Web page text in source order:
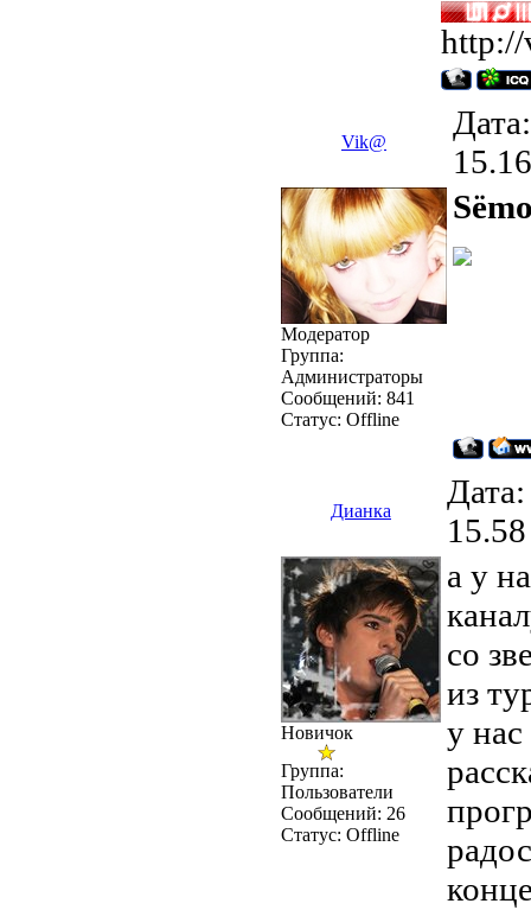
http://
Vik@
Модератор
Группа:
Администраторы
Сообщений: 841
Статус: Offline
Дианка
Новичок
Группа:
Пользователи
Сообщений: 26
Статус: Offline
а у
со
из
у нас